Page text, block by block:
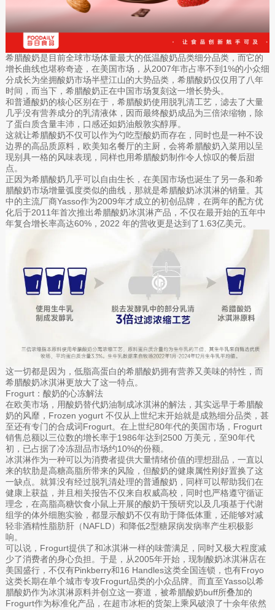
希腊酸奶是目前全球市场体量最大的低温酸奶品类细分品类，而它的
增长曲线也堪称奇迹，在美国市场，从2007年市占率不到1%的小众细
分成长为坐拥酸奶市场半壁江山的大势品类，希腊酸奶仅仅用了八年
时间，而当下，希腊酸奶正在中国市场复刻这一增长势头。
和普通酸奶的核心区别在于，希腊酸奶使用脱乳清工艺，滤去了大量
几乎没有营养成分的乳清液体，因而最终酸奶成品为三倍浓缩物，除
了蛋白质含量丰沛，口感还如奶油般敦实醇厚。
这就让希腊酸奶不仅可以作为勺吃型酸奶而存在，同时也是一种不设
边界的高品质原料，欧美知名餐厅的主厨，会将希腊酸奶入菜用以呈
现别具一格的风味表现，同样也用希腊酸奶制作令人惊叹的餐后甜
点。
正因为希腊酸奶几乎可以自由生长‌，在美国市场也诞生了另一条和希
腊酸奶市场增量弧度类似的曲线，那就是希腊酸奶冰淇淋的销量。其
中的主流厂商Yasso作为2009年才成立的初创品牌，在两年的配方优
化后于2011年首次推出希腊酸奶冰淇淋产品，不仅在最开始的五年中
年复合增长率高达60%，2022 年的营收更是达到了1.63亿美元。
这一切都是因为，低脂高蛋白的希腊酸奶拥有营养又美味的特性，而
希腊酸奶冰淇淋更放大了这一特点。
Frogurt：酸奶的心冻解法
在欧美市场，用酸奶替代奶油制成冰淇淋的解法，其实远早于希腊酸
奶的风靡，Frozen yogurt 不仅从上世纪末开始就是成熟细分品类，甚
至还有专门的合成词Frogurt。在上世纪80年代的美国市场，Frogurt
销售总额以三位数的增长率于1986年达到2500 万美元，至90年代
初，已占据了冷冻甜品市场约10%的份额。
冰淇淋作为一种可以为消费者提供大量情绪价值的理想甜品，一直以
来的软肋是高糖高脂所带来的风险，但酸奶的健康属性刚好置换了这
一缺点。就算没有经过脱乳清处理的普通酸奶，同样可以帮助我们在
健康上获益，并且相关报告不仅来自权威高校，同时也严格遵守循证
理念，在高脂高糖饮食小鼠上开展的酸奶干预研究以及几项基于代谢
组学的体外细胞实验，都显示酸奶不仅有助于降低体重，还能够对减
轻非酒精性脂肪肝（NAFLD）和降低2型糖尿病发病率产生积极影
响。
可以说，Frogurt提供了和冰淇淋一样的味蕾满足，同时又极大程度减
少了消费者的身心负担。于是，从2005年开始，现制酸奶冰淇淋店在
美国盛行，不仅有Pinkberry和16 Handles这类全国连锁，也有Froyo
这类长期在单个城市专攻Frogurt品类的小众品牌。而直至Yasso以希
腊酸奶作为冰淇淋原料并创立这一赛道，被希腊酸奶buff所叠加的
Frogurt作为标准化产品，在超市冰柜的货架上乘风破浪了十余年依然